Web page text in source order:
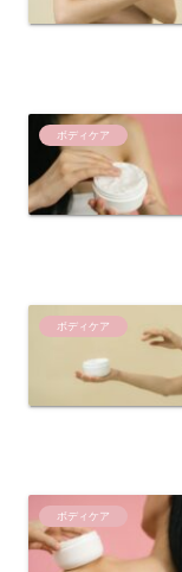
ボディケア
ボディケア
ボディケア